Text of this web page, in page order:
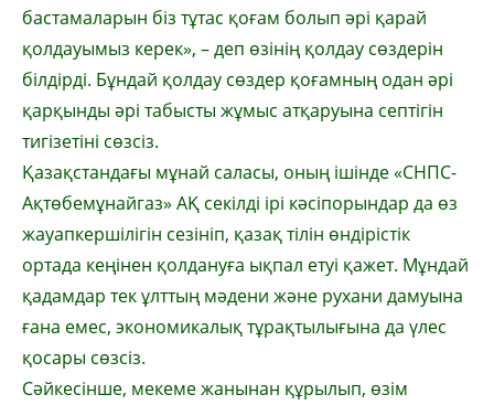
бастамаларын біз тұтас қоғам болып әрі қарай
қолдауымыз керек», – деп өзінің қолдау сөздерін
білдірді. Бұндай қолдау сөздер қоғамның одан әрі
қарқынды әрі табысты жұмыс атқаруына септігін
тигізетіні сөзсіз.
Қазақстандағы мұнай саласы, оның ішінде «СНПС-
Ақтөбемұнайгаз» АҚ секілді ірі кәсіпорындар да өз
жауапкершілігін сезініп, қазақ тілін өндірістік
ортада кеңінен қолдануға ықпал етуі қажет. Мұндай
қадамдар тек ұлттың мәдени және рухани дамуына
ғана емес, экономикалық тұрақтылығына да үлес
қосары сөзсіз.
Сәйкесінше, мекеме жанынан құрылып, өзім